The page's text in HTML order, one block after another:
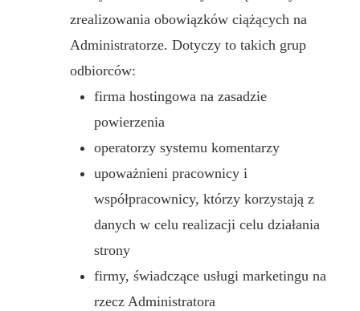
zrealizowania obowiązków ciążących na
Administratorze. Dotyczy to takich grup
odbiorców:
firma hostingowa na zasadzie
powierzenia
operatorzy systemu komentarzy
upoważnieni pracownicy i
współpracownicy, którzy korzystają z
danych w celu realizacji celu działania
strony
firmy, świadczące usługi marketingu na
rzecz Administratora